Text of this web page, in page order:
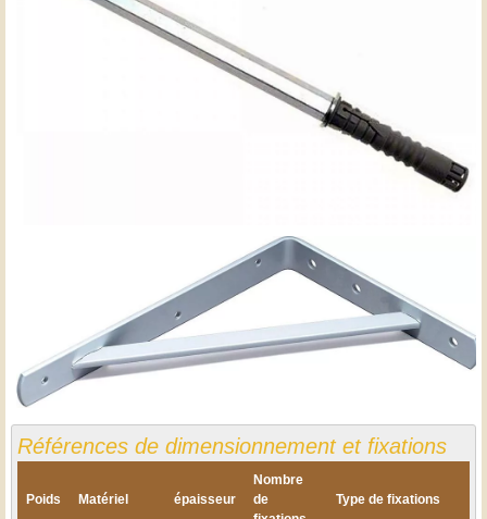
Références de dimensionnement et fixations
Poids Matériel épaisseur
Nombre
de
Type de fixations